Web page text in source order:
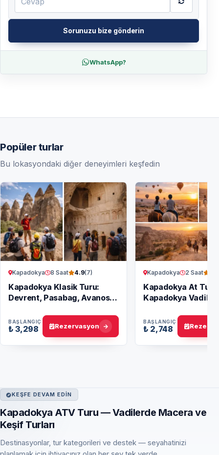
Sorunuzu bize gönderin
WhatsApp?
Popüler turlar
Bu lokasyondaki diğer deneyimleri keşfedin
Kapadokya 8 Saat 4.9(7)
Kapadokya Klasik Turu:
Devrent, Pasabag, Avanos
BAŞLANGIÇ
₺ 3,298 Rezervasyon
Kapadokya 2 Saat
Kapadokya At Turu
Kapadokya
BAŞLANGIÇ
₺ 2,748
KEŞFE DEVAM EDIN
Kapadokya ATV Turu — Vadilerde Macera ve
Keşif Turları
Destinasyonlar, tur kategorileri ve destek — seyahatinizi